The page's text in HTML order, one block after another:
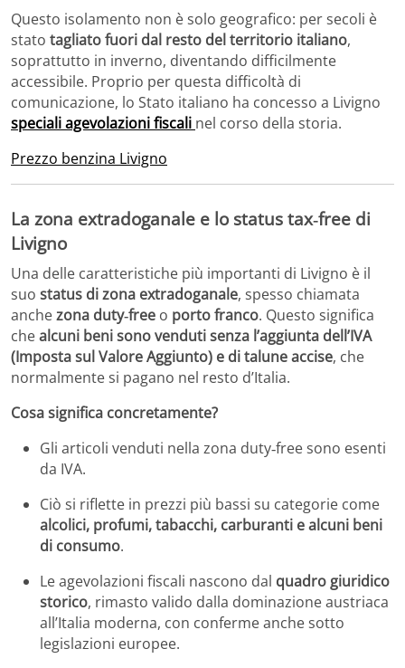
Questo isolamento non è solo geografico: per secoli è
stato tagliato fuori dal resto del territorio italiano,
soprattutto in inverno, diventando difficilmente
accessibile. Proprio per questa difficoltà di
comunicazione, lo Stato italiano ha concesso a Livigno
speciali agevolazioni fiscali nel corso della storia.
Prezzo benzina Livigno
La zona extradoganale e lo status tax‑free di
Livigno
Una delle caratteristiche più importanti di Livigno è il
suo status di zona extradoganale, spesso chiamata
anchezona duty‑free o porto franco. Questo significa
chealcuni beni sono venduti senza l’aggiunta dell’IVA
(Imposta sul Valore Aggiunto) e di talune accise, che
normalmente si pagano nel resto d’Italia.
Cosa significa concretamente?
Gli articoli venduti nella zona duty‑free sono esenti
da IVA.
Ciò si riflette in prezzi più bassi su categorie come
alcolici, profumi, tabacchi, carburanti e alcuni beni
di consumo.
Le agevolazioni fiscali nascono dal quadro giuridico
storico, rimasto valido dalla dominazione austriaca
all’Italia moderna, con conferme anche sotto
legislazioni europee.